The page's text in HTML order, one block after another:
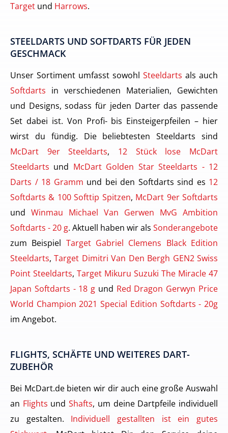
Target und Harrows.
STEELDARTS UND SOFTDARTS FÜR JEDEN
GESCHMACK
Unser Sortiment umfasst sowohl Steeldarts als auch
Softdarts in verschiedenen Materialien, Gewichten
und Designs, sodass für jeden Darter das passende
Set dabei ist. Von Profi- bis Einsteigerpfeilen – hier
wirst du fündig. Die beliebtesten Steeldarts sind
McDart 9er Steeldarts, 12 Stück lose McDart
Steeldarts und McDart Golden Star Steeldarts - 12
Darts / 18 Gramm und bei den Softdarts sind es 12
Softdarts & 100 Softtip Spitzen, McDart 9er Softdarts
und Winmau Michael Van Gerwen MvG Ambition
Softdarts - 20 g. Aktuell haben wir als Sonderangebote
zum Beispiel Target Gabriel Clemens Black Edition
Steeldarts,Target Dimitri Van Den Bergh GEN2 Swiss
Point Steeldarts, Target Mikuru Suzuki The Miracle 47
Japan Softdarts - 18 g und Red Dragon Gerwyn Price
World Champion 2021 Special Edition Softdarts - 20g
im Angebot.
FLIGHTS, SCHÄFTE UND WEITERES DART-
ZUBEHÖR
Bei McDart.de bieten wir dir auch eine große Auswahl
an Flights undShafts, um deine Dartpfeile individuell
zu gestalten. Individuell gestallten ist ein gutes